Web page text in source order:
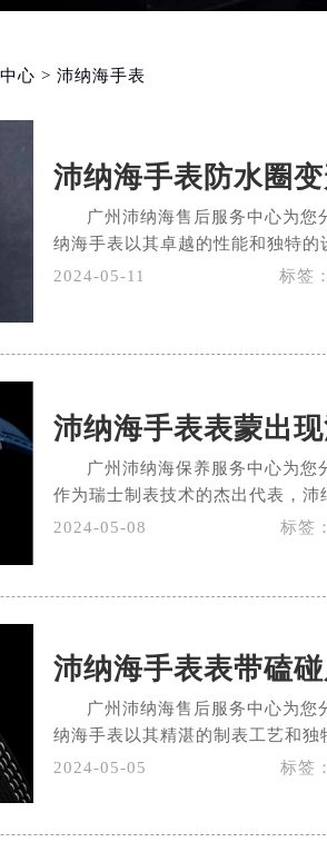
心 > 沛纳海手表
沛纳海手表防水圈
广州沛纳海售后服务中心为您
纳海手表以其卓越的性能和独特的
2024-05-11
标签
沛纳海手表表蒙出
广州沛纳海保养服务中心为您
作为瑞士制表技术的杰出代表，沛
2024-05-08
标签：
沛纳海手表表带磕
广州沛纳海售后服务中心为您
纳海手表以其精湛的制表工艺和独
2024-05-05
标签：